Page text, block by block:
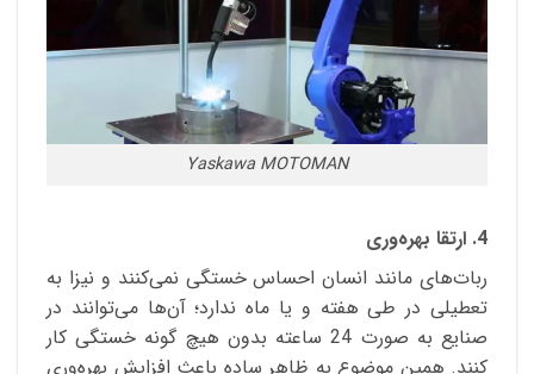
Yaskawa MOTOMAN
4. ارتقا بهره‌وری
ربات‌های مانند انسان احساس خستگی نمی‌کنند و نیزا به
تعطیلی در طی هفته و یا ماه ندارد؛ آن‌ها می‌توانند در
صنایع به صورت 24 ساعته بدون هیچ گونه خستگی کار
کنند. همین موضوع به ظاهر ساده باعث افزایش بهره‌وری